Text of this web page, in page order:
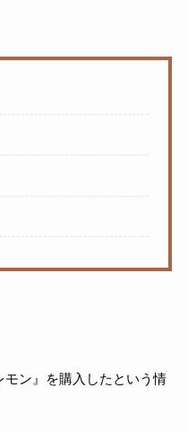
ン』を購入したという情